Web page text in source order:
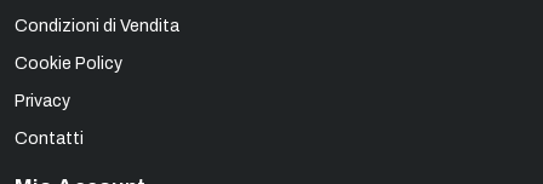
Condizioni di Vendita
Cookie Policy
Privacy
Contatti